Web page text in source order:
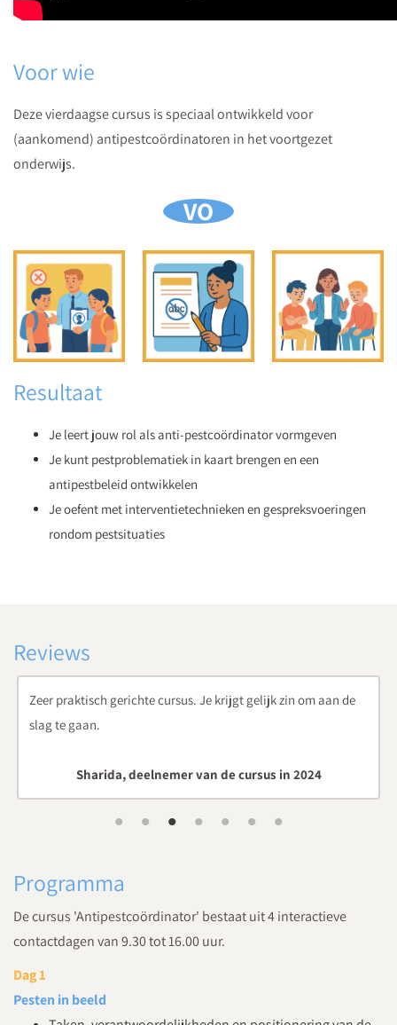
Voor wie
Deze vierdaagse cursus is speciaal ontwikkeld voor
(aankomend) antipestcoördinatoren in het voortgezet
onderwijs.
VO
Resultaat
Je leert jouw rol als anti-pestcoördinator vormgeven
Je kunt pestproblematiek in kaart brengen en een
antipestbeleid ontwikkelen
Je oefent met interventietechnieken en gespreksvoeringen
rondom pestsituaties
Reviews
Zeer praktisch gerichte cursus. Je krijgt gelijk zin om aan de
slag te gaan.
Sharida, deelnemer van de cursus in 2024
Programma
De cursus 'Antipestcoördinator' bestaat uit 4 interactieve
contactdagen van 9.30 tot 16.00 uur.
Dag 1
Pesten in beeld